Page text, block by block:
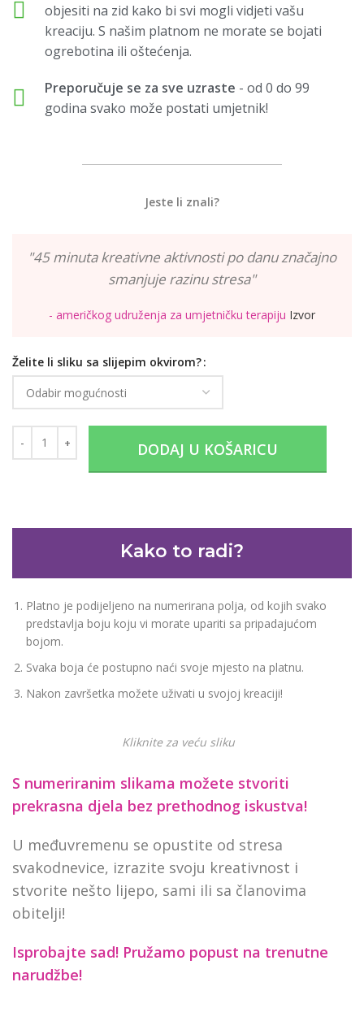
objesiti na zid kako bi svi mogli vidjeti vašu
kreaciju. S našim platnom ne morate se bojati
ogrebotina ili oštećenja.
Preporučuje se za sve uzraste - od 0 do 99
godina svako može postati umjetnik!
Jeste li znali?
"45 minuta kreativne aktivnosti po danu značajno
smanjuje razinu stresa"
- američkog udruženja za umjetničku terapiju Izvor
Želite li sliku sa slijepim okvirom?
DODAJ U KOŠARICU
Kako to radi?
Platno je podijeljeno na numerirana polja, od kojih svako
predstavlja boju koju vi morate upariti sa pripadajućom
bojom.
Svaka boja će postupno naći svoje mjesto na platnu.
Nakon završetka možete uživati u svojoj kreaciji!
Kliknite za veću sliku
S numeriranim slikama možete stvoriti
prekrasna djela bez prethodnog iskustva!
U međuvremenu se opustite od stresa
svakodnevice, izrazite svoju kreativnost i
stvorite nešto lijepo, sami ili sa članovima
obitelji!
Isprobajte sad! Pružamo popust na trenutne
narudžbe!